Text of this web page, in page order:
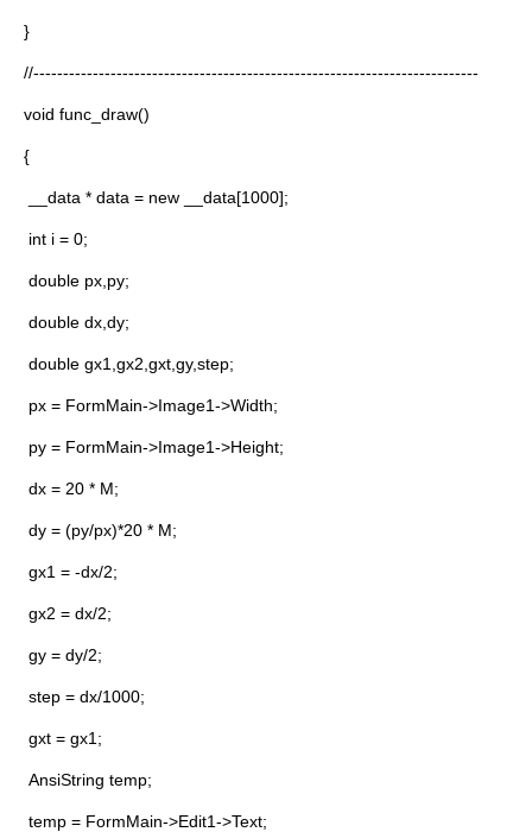
}
//---------------------------------------------------------------------------
void func_draw()
{
__data * data = new __data[1000];
int i = 0;
double px,py;
double dx,dy;
double gx1,gx2,gxt,gy,step;
px = FormMain->Image1->Width;
py = FormMain->Image1->Height;
dx = 20 * M;
dy = (py/px)*20 * M;
gx1 = -dx/2;
gx2 = dx/2;
gy = dy/2;
step = dx/1000;
gxt = gx1;
AnsiString temp;
temp = FormMain->Edit1->Text;